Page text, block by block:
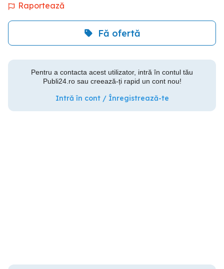
Raportează
Fă ofertă
Pentru a contacta acest utilizator, intră în contul tău
Publi24.ro sau creează-ți rapid un cont nou!
Intră în cont / Înregistrează-te